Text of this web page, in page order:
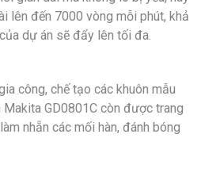
lên đến 7000 vòng mỗi phút, khả
dự án sẽ đẩy lên tối đa.
công, chế tạo các khuôn mẫu
GD0801C còn được trang
nhẵn các mối hàn, đánh bóng